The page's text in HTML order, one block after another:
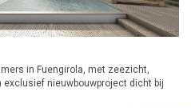
in Fuengirola, met zeezicht,
exclusief nieuwbouwproject dicht bij